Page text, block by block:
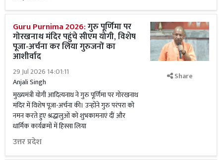
Guru Purnima 2026:गुरु पूर्णिमा पर
गोरखनाथ मंदिर पहुंचे सीएम योगी, विशेष
पूजा-अर्चना कर लिया गुरुजनों का
आशीर्वाद
29 Jul 2026 14:01:11
Anjali Singh
मुख्यमंत्री योगी आदित्यनाथ ने गुरु पूर्णिमा पर गोरखनाथ
मंदिर में विशेष पूजा-अर्चना की। उन्होंने गुरु परंपरा को
नमन करते हुए श्रद्धालुओं को शुभकामनाएं दीं और
धार्मिक कार्यक्रमों में हिस्सा लिया
उत्तर प्रदेश
Share